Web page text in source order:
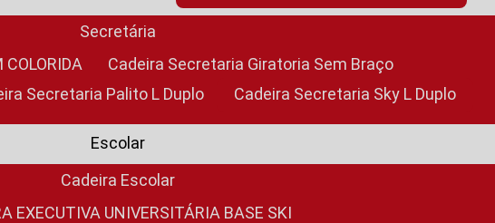
Secretária
COLORIDA
Cadeira Secretaria Giratoria Sem Braço
Secretaria Palito L Duplo Cadeira Secretaria Sky L Duplo
Escolar
Cadeira Escolar
EXECUTIVA UNIVERSITÁRIA BASE SKI